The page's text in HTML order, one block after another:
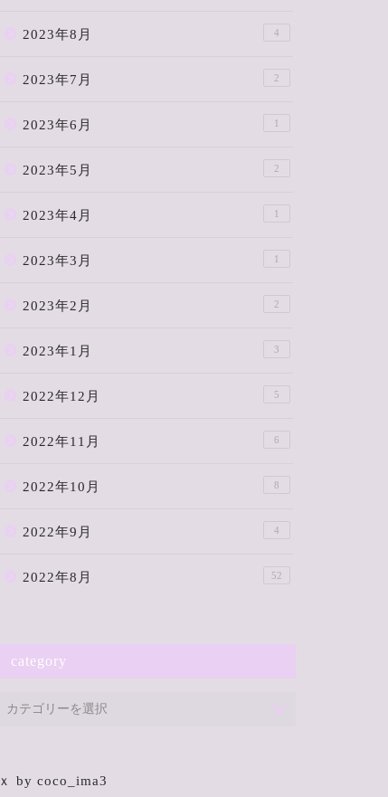
2023年8月 4
2023年7月 2
2023年6月 1
2023年5月 2
2023年4月 1
2023年3月 1
2023年2月 2
2023年1月 3
2022年12月 5
2022年11月 6
2022年10月 8
2022年9月 4
2022年8月 52
category
ｘ by coco_ima3